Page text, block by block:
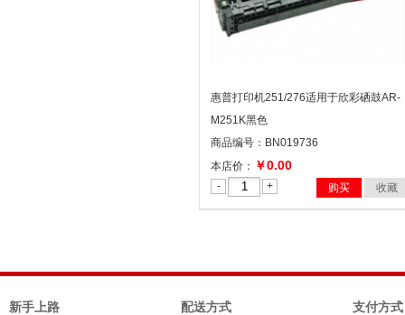
惠普打印机251/276适用于欣彩硒鼓AR-
M251K黑色
商品编号：BN019736
本店价： ￥0.00
- + 购买 收藏
新手上路 配送方式 支付方式